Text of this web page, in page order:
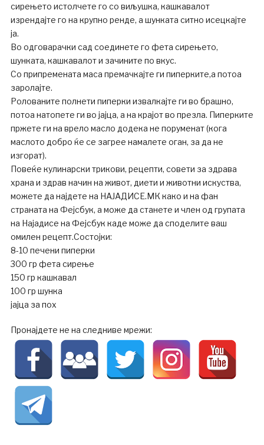
сирењето истолчете го со виљушка, кашкавалот
изрендајте го на крупно ренде, а шунката ситно исецкајте
ја.
Во одговарачки сад соединете го фета сирењето,
шунката, кашкавалот и зачините по вкус.
Со припремената маса премачкајте ги пиперките,а потоа
заролајте.
Ролованите полнети пиперки извалкајте ги во брашно,
потоа натопете ги во јајца, а на крајот во презла. Пиперките
пржете ги на врело масло додека не поруменат (кога
маслото добро ќе се загрее намалете оган, за да не
изгорат).
Повеќе кулинарски трикови, рецепти, совети за здрава
храна и здрав начин на живот, диети и животни искуства,
можете да најдете на НАЈАДИСЕ.МК како и на фан
страната на Фејсбук, а може да станете и член од групата
на Најадисе на Фејсбук каде може да споделите ваш
омилен рецепт.Состојки:
8-10 печени пиперки
300 гр фета сирење
150 гр кашкавал
100 гр шунка
јајца за пох
Пронајдете не на следниве мрежи: